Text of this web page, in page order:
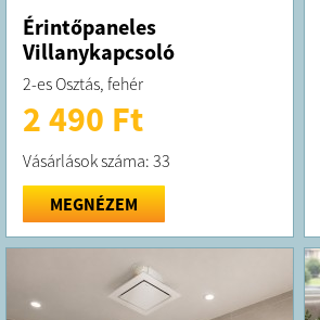
Érintőpaneles
Villanykapcsoló
2-es Osztás, fehér
2 490 Ft
Vásárlások száma: 33
MEGNÉZEM